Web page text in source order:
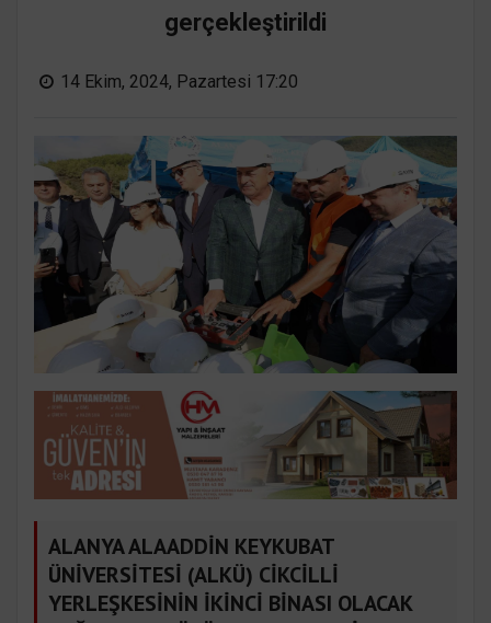
gerçekleştirildi
14 Ekim, 2024, Pazartesi 17:20
ALANYA ALAADDİN KEYKUBAT
ÜNİVERSİTESİ (ALKÜ) CİKCİLLİ
YERLEŞKESİNİN İKİNCİ BİNASI OLACAK